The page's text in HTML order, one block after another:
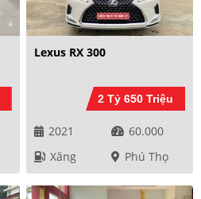
Lexus RX 300
2 Tỷ 650 Triệu
2021
60.000
Xăng
Phú Thọ